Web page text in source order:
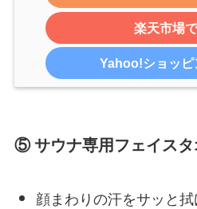
楽天市場
Yahoo!ショッピ
⑤ サウナ専用フェイスタ
顔まわりの汗をサッと